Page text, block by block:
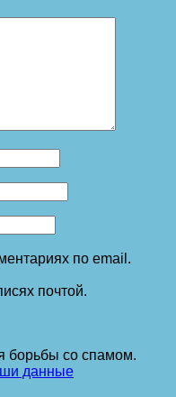
по email.
почтой.
борьбы со спамом.
данные